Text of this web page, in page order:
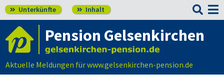
 Unterkünfte  Inhalt 
Pension Gelsenkirchen
Aktuelle Meldungen für www.gelsenkirchen-pension.de